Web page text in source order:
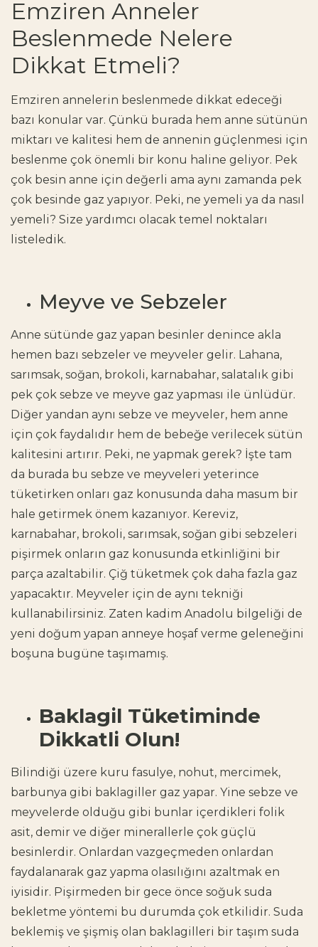
Emziren Anneler
Beslenmede Nelere
Dikkat Etmeli?
Emziren annelerin beslenmede dikkat edeceği
bazı konular var. Çünkü burada hem anne sütünün
miktarı ve kalitesi hem de annenin güçlenmesi için
beslenme çok önemli bir konu haline geliyor. Pek
çok besin anne için değerli ama aynı zamanda pek
çok besinde gaz yapıyor. Peki, ne yemeli ya da nasıl
yemeli? Size yardımcı olacak temel noktaları
listeledik.
​​Meyve ve Sebzeler
Anne sütünde gaz yapan besinler denince akla
hemen bazı sebzeler ve meyveler gelir. Lahana,
sarımsak, soğan, brokoli, karnabahar, salatalık gibi
pek çok sebze ve meyve gaz yapması ile ünlüdür.
Diğer yandan aynı sebze ve meyveler, hem anne
için çok faydalıdır hem de bebeğe verilecek sütün
kalitesini artırır. Peki, ne yapmak gerek? İşte tam
da burada bu sebze ve meyveleri yeterince
tüketirken onları gaz konusunda daha masum bir
hale getirmek önem kazanıyor. Kereviz,
karnabahar, brokoli, sarımsak, soğan gibi sebzeleri
pişirmek onların gaz konusunda etkinliğini bir
parça azaltabilir. Çiğ tüketmek çok daha fazla gaz
yapacaktır. Meyveler için de aynı tekniği
kullanabilirsiniz. Zaten kadim Anadolu bilgeliği de
yeni doğum yapan anneye hoşaf verme geleneğini
boşuna bugüne taşımamış.
Baklagil Tüketiminde
Dikkatli Olun!
Bilindiği üzere kuru fasulye, nohut, mercimek,
barbunya gibi baklagiller gaz yapar. Yine sebze ve
meyvelerde olduğu gibi bunlar içerdikleri folik
asit, demir ve diğer minerallerle çok güçlü
besinlerdir. Onlardan vazgeçmeden onlardan
faydalanarak gaz yapma olasılığını azaltmak en
iyisidir. Pişirmeden bir gece önce soğuk suda
bekletme yöntemi bu durumda çok etkilidir. Suda
beklemiş ve şişmiş olan baklagilleri bir taşım suda